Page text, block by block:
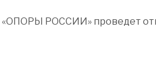
«ОПОРЫ РОССИИ» проведет